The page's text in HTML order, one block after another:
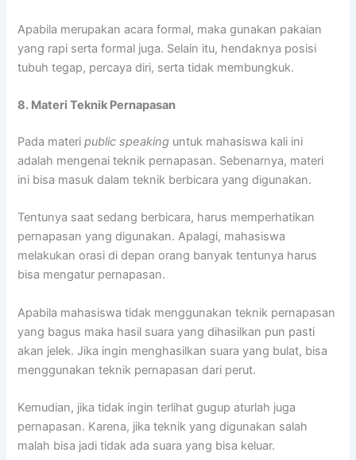
Apabila merupakan acara formal, maka gunakan pakaian
yang rapi serta formal juga. Selain itu, hendaknya posisi
tubuh tegap, percaya diri, serta tidak membungkuk.
8. Materi Teknik Pernapasan
Pada materi public speaking untuk mahasiswa kali ini
adalah mengenai teknik pernapasan. Sebenarnya, materi
ini bisa masuk dalam teknik berbicara yang digunakan.
Tentunya saat sedang berbicara, harus memperhatikan
pernapasan yang digunakan. Apalagi, mahasiswa
melakukan orasi di depan orang banyak tentunya harus
bisa mengatur pernapasan.
Apabila mahasiswa tidak menggunakan teknik pernapasan
yang bagus maka hasil suara yang dihasilkan pun pasti
akan jelek. Jika ingin menghasilkan suara yang bulat, bisa
menggunakan teknik pernapasan dari perut.
Kemudian, jika tidak ingin terlihat gugup aturlah juga
pernapasan. Karena, jika teknik yang digunakan salah
malah bisa jadi tidak ada suara yang bisa keluar.